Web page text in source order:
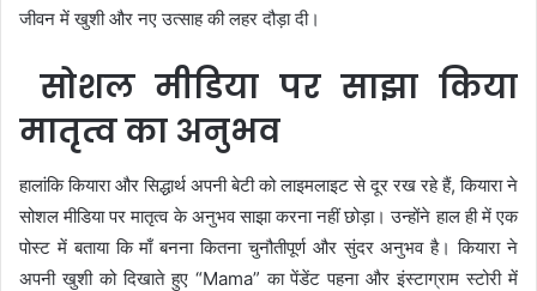
जीवन में खुशी और नए उत्साह की लहर दौड़ा दी।
सोशल मीडिया पर साझा किया
मातृत्व का अनुभव
हालांकि कियारा और सिद्धार्थ अपनी बेटी को लाइमलाइट से दूर रख रहे हैं, कियारा ने
सोशल मीडिया पर मातृत्व के अनुभव साझा करना नहीं छोड़ा। उन्होंने हाल ही में एक
पोस्ट में बताया कि माँ बनना कितना चुनौतीपूर्ण और सुंदर अनुभव है। कियारा ने
अपनी खुशी को दिखाते हुए “Mama” का पेंडेंट पहना और इंस्टाग्राम स्टोरी में